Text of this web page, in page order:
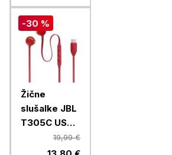
-30 %
Žične
slušalke JBL
T305C USB-
C, rdeče19,99 €